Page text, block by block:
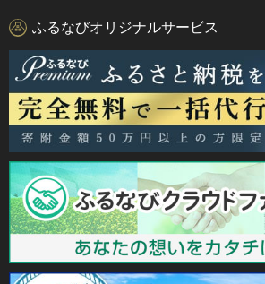
ふるなびオリジナルサービス